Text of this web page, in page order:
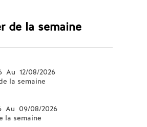
de la semaine
Au 12/08/2026
la semaine
Au 09/08/2026
la semaine